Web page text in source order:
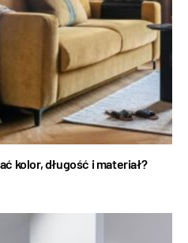
kolor, długość i materiał?